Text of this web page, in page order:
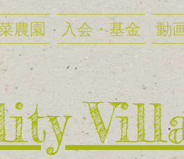
農園 入会・基金 動